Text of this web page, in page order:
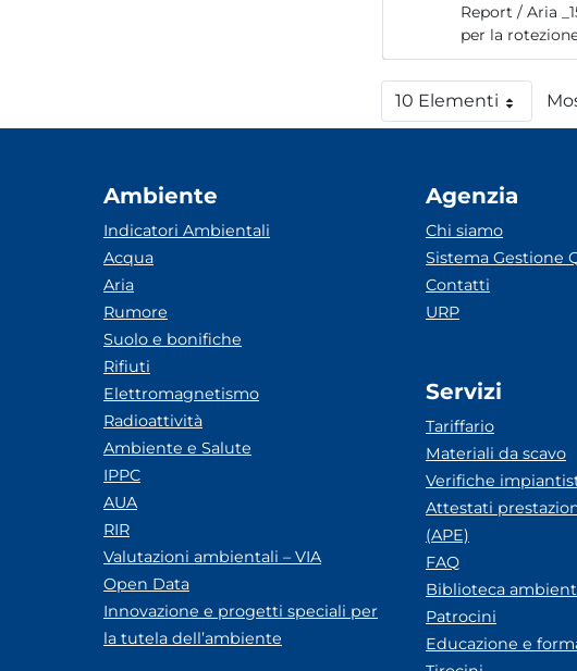
Report / Aria _15 DATI E TREND SULLA QUALITÀ DELL'ARIA NEL LAZIO: REPORT 2025 2026 Report / Aria _15 Sistema
10 ElementiPer pagina
Ambiente
Indicatori Ambientali
Acqua
Aria
Rumore
Suolo e bonifiche
Rifiuti
Elettromagnetismo
Radioattività
Ambiente e Salute
IPPC
AUA
RIR
Valutazioni ambientali – VIA
Open Data
Innovazione e progetti speciali per
la tutela dell’ambiente
Agenzia
Chi siamo
Sistema Gestione
Contatti
URP
Servizi
Tariffario
Materiali da scavo
Verifiche
Attestati
(APE)
FAQ
Biblioteca
Patrocini
Educazione e